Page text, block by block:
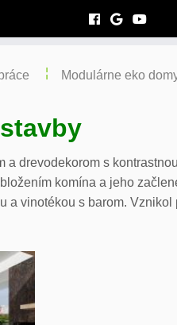
Modulárne eko
a drevodekorom s
komína a jeho
a vinotékou s barom. Vznikol